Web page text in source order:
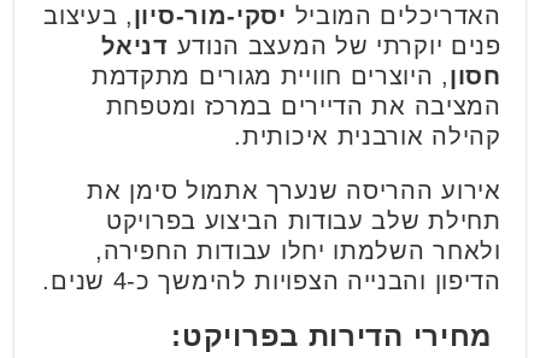
האדריכלים המוביל יסקי-מור-סיון, בעיצוב
פנים יוקרתי של המעצב הנודע דניאל
חסון, היוצרים חוויית מגורים מתקדמת
המציבה את הדיירים במרכז ומטפחת
קהילה אורבנית איכותית.
אירוע ההריסה שנערך אתמול סימן את
תחילת שלב עבודות הביצוע בפרויקט
ולאחר השלמתו יחלו עבודות החפירה,
הדיפון והבנייה הצפויות להימשך כ-4 שנים.
מחירי הדירות בפרויקט: